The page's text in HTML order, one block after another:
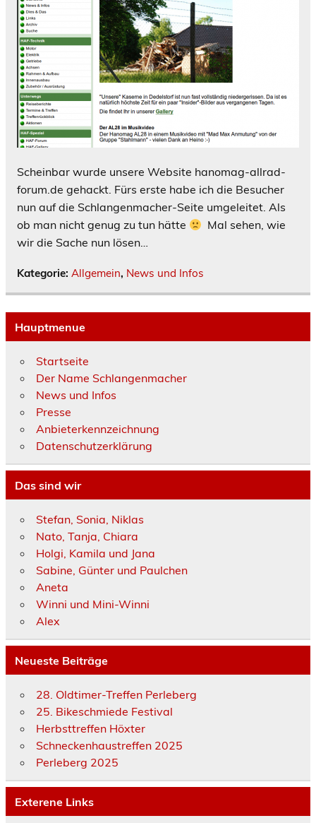
Scheinbar wurde unsere Website hanomag-allrad-
forum.de gehackt. Fürs erste habe ich die Besucher
nun auf die Schlangenmacher-Seite umgeleitet. Als
ob man nicht genug zu tun hätte
Mal sehen, wie
wir die Sache nun lösen…
Kategorie: Allgemein, News und Infos
Hauptmenue
Startseite
Der Name Schlangenmacher
News und Infos
Presse
Anbieterkennzeichnung
Datenschutzerklärung
Das sind wir
Stefan, Sonia, Niklas
Nato, Tanja, Chiara
Holgi, Kamila und Jana
Sabine, Günter und Paulchen
Aneta
Winni und Mini-Winni
Alex
Neueste Beiträge
28. Oldtimer-Treffen Perleberg
25. Bikeschmiede Festival
Herbsttreffen Höxter
Schneckenhaustreffen 2025
Perleberg 2025
Exterene Links